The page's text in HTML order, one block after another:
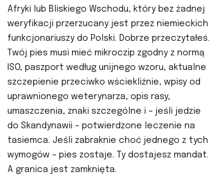
Afryki lub Bliskiego Wschodu, który bez żadnej
weryfikacji przerzucany jest przez niemieckich
funkcjonariuszy do Polski. Dobrze przeczytałeś.
Twój pies musi mieć mikroczip zgodny z normą
ISO, paszport według unijnego wzoru, aktualne
szczepienie przeciwko wściekliźnie, wpisy od
uprawnionego weterynarza, opis rasy,
umaszczenia, znaki szczególne i – jeśli jedzie
do Skandynawii – potwierdzone leczenie na
tasiemca. Jeśli zabraknie choć jednego z tych
wymogów – pies zostaje. Ty dostajesz mandat.
A granica jest zamknięta.